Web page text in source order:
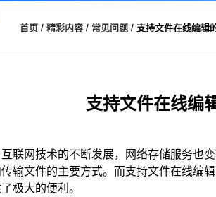
首页 / 精彩内容 / 常见问题 / 支持文件在线编辑
支持文件在线编
联网技术的不断发展，网络存储服务也
输文件的主要方式。而支持文件在线编
极大的便利。